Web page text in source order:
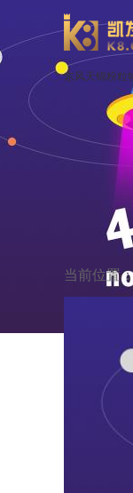
东风天锦粉粒
当前位置